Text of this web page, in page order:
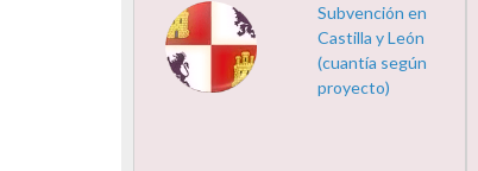
Subvención en
Castilla y León
(cuantía según
proyecto)